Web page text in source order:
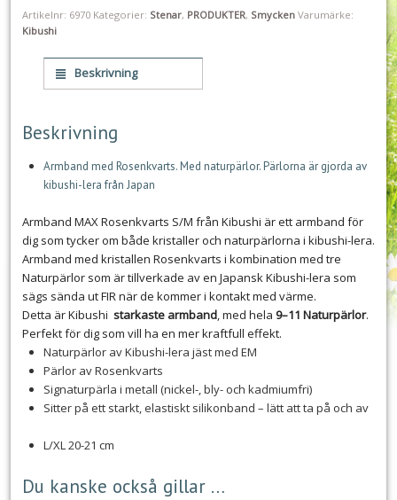
Artikelnr: 6970 Kategorier: Stenar, PRODUKTER, Smycken Varumärke:
Kibushi
Beskrivning
Beskrivning
Armband med Rosenkvarts. Med naturpärlor. Pärlorna är gjorda av
kibushi-lera från Japan
Armband MAX Rosenkvarts S/M från Kibushi är ett armband för
dig som tycker om både kristaller och naturpärlorna i kibushi-lera.
Armband med kristallen Rosenkvarts i kombination med tre
Naturpärlor som är tillverkade av en Japansk Kibushi-lera som
sägs sända ut FIR när de kommer i kontakt med värme.
Detta är Kibushi starkaste armband, med hela 9–11 Naturpärlor.
Perfekt för dig som vill ha en mer kraftfull effekt.
Naturpärlor av Kibushi-lera jäst med EM
Pärlor av Rosenkvarts
Signaturpärla i metall (nickel-, bly- och kadmiumfri)
Sitter på ett starkt, elastiskt silikonband – lätt att ta på och av
L/XL 20-21 cm
Du kanske också gillar …